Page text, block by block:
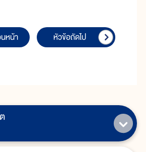
หน้า หัวข้อถัดไป